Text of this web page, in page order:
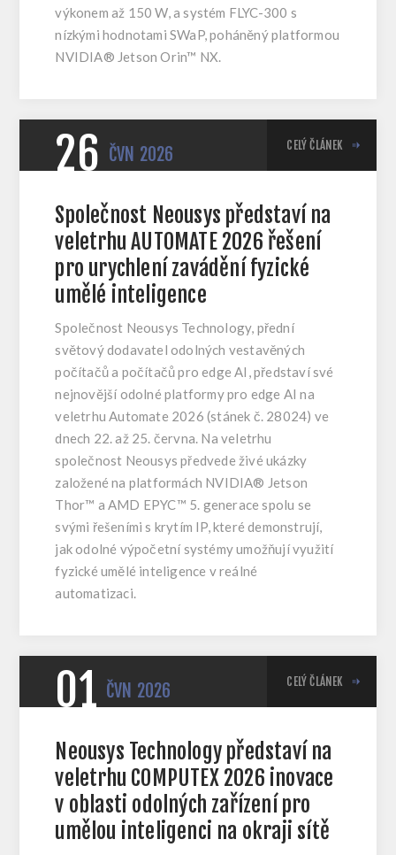
výkonem až 150 W, a systém FLYC-300 s
nízkými hodnotami SWaP, poháněný platformou
NVIDIA® Jetson Orin™ NX.
26 ČVN 2026 CELÝ ČLÁNEK
Společnost Neousys představí na
veletrhu AUTOMATE 2026 řešení
pro urychlení zavádění fyzické
umělé inteligence
Společnost Neousys Technology, přední
světový dodavatel odolných vestavěných
počítačů a počítačů pro edge AI, představí své
nejnovější odolné platformy pro edge AI na
veletrhu Automate 2026 (stánek č. 28024) ve
dnech 22. až 25. června. Na veletrhu
společnost Neousys předvede živé ukázky
založené na platformách NVIDIA® Jetson
Thor™ a AMD EPYC™ 5. generace spolu se
svými řešeními s krytím IP, které demonstrují,
jak odolné výpočetní systémy umožňují využití
fyzické umělé inteligence v reálné
automatizaci.
01 ČVN 2026 CELÝ ČLÁNEK
Neousys Technology představí na
veletrhu COMPUTEX 2026 inovace
v oblasti odolných zařízení pro
umělou inteligenci na okraji sítě